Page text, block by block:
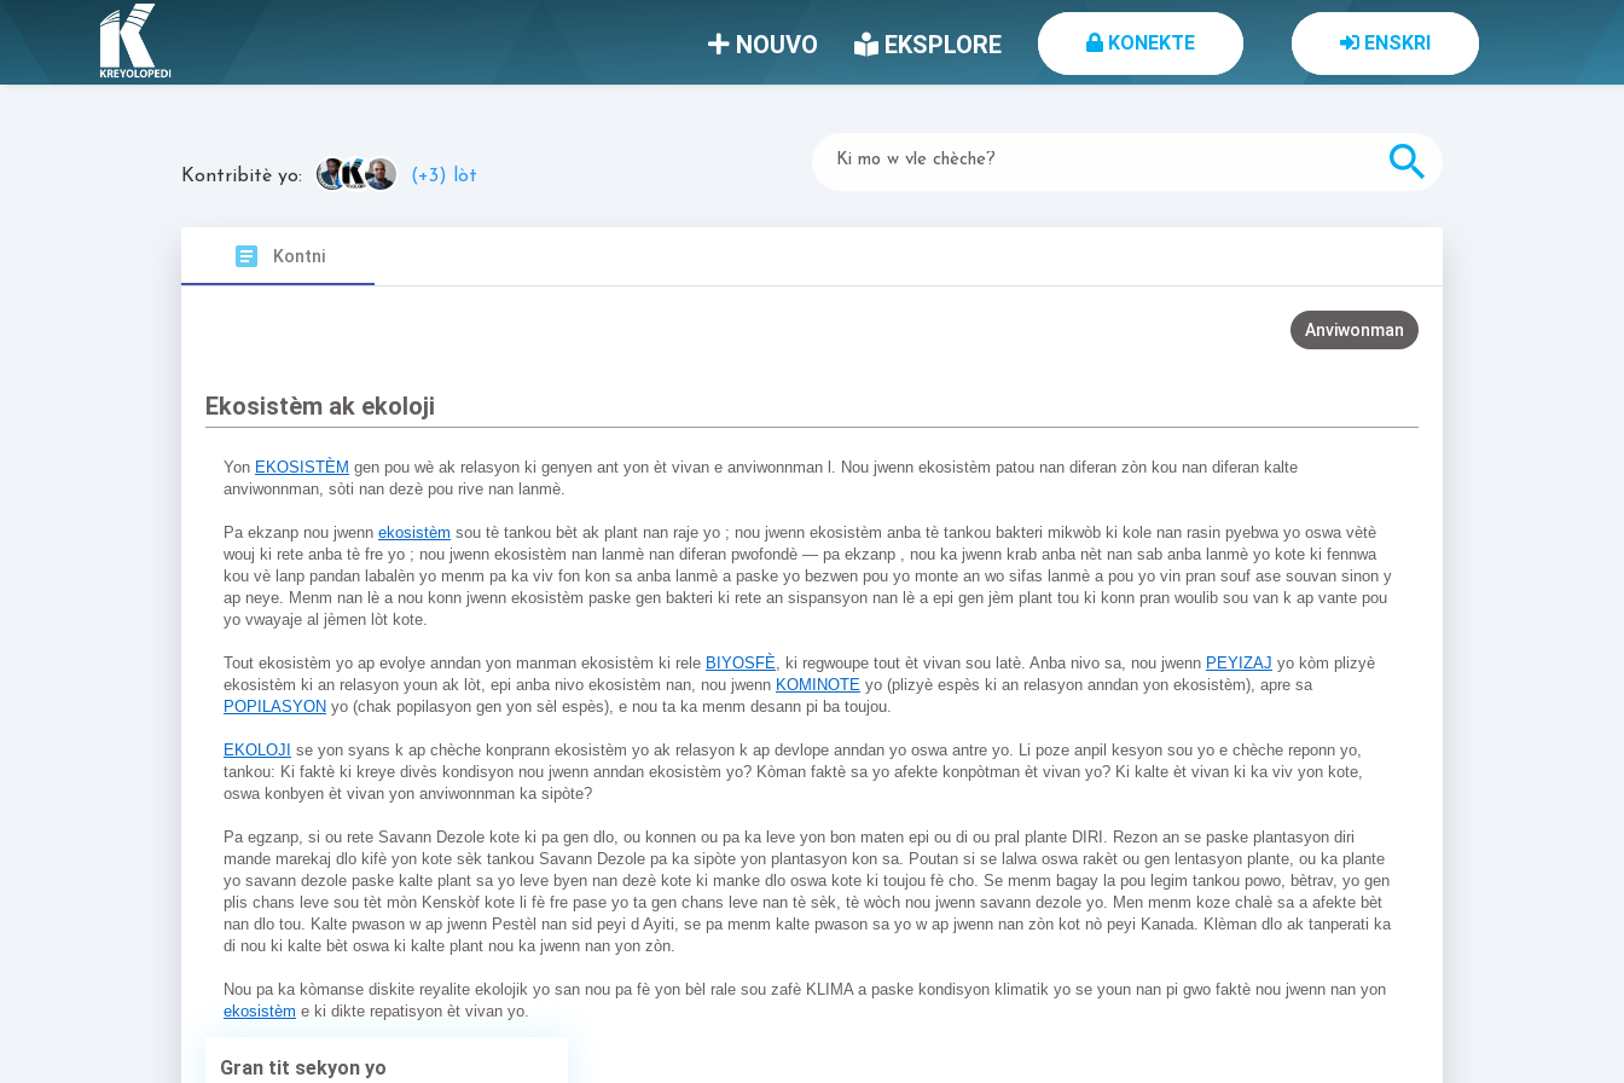
NOUVO EKSPLORE KONEKTE ENSKRI
Kontribitè yo: (+3) lòt search
article Kontni
Anviwonman
Ekosistèm ak ekoloji
Yon EKOSISTÈM gen pou wè ak relasyon ki genyen ant yon èt vivan e anviwonnman l. Nou jwenn ekosistèm patou nan diferan zòn kou nan diferan kalte
anviwonnman, sòti nan dezè pou rive nan lanmè.
Pa ekzanp nou jwenn ekosistèm sou tè tankou bèt ak plant nan raje yo ; nou jwenn ekosistèm anba tè tankou bakteri mikwòb ki kole nan rasin pyebwa yo oswa vètè
wouj ki rete anba tè fre yo ; nou jwenn ekosistèm nan lanmè nan diferan pwofondè — pa ekzanp , nou ka jwenn krab anba nèt nan sab anba lanmè yo kote ki fennwa
kou vè lanp pandan labalèn yo menm pa ka viv fon kon sa anba lanmè a paske yo bezwen pou yo monte an wo sifas lanmè a pou yo vin pran souf ase souvan sinon y
ap neye. Menm nan lè a nou konn jwenn ekosistèm paske gen bakteri ki rete an sispansyon nan lè a epi gen jèm plant tou ki konn pran woulib sou van k ap vante pou
yo vwayaje al jèmen lòt kote.
Tout ekosistèm yo ap evolye anndan yon manman ekosistèm ki rele BIYOSFÈ, ki regwoupe tout èt vivan sou latè. Anba nivo sa, nou jwenn PEYIZAJ yo kòm plizyè
ekosistèm ki an relasyon youn ak lòt, epi anba nivo ekosistèm nan, nou jwenn KOMINOTE
yo (plizyè espès ki an relasyon anndan yon ekosistèm), apre sa
POPILASYON yo (chak popilasyon gen yon sèl espès), e nou ta ka menm desann pi ba toujou.
EKOLOJI se yon syans k ap chèche konprann ekosistèm yo ak relasyon k ap devlope anndan yo oswa antre yo. Li poze anpil kesyon sou yo e chèche reponn yo,
tankou: Ki faktè ki kreye divès kondisyon nou jwenn anndan ekosistèm yo? Kòman faktè sa yo afekte konpòtman èt vivan yo? Ki kalte èt vivan ki ka viv yon kote,
oswa konbyen èt vivan yon anviwonnman ka sipòte?
Pa egzanp, si ou rete Savann Dezole kote ki pa gen dlo, ou konnen ou pa ka leve yon bon maten epi ou di ou pral plante DIRI. Rezon an se paske plantasyon diri
mande marekaj dlo kifè yon kote sèk tankou Savann Dezole pa ka sipòte yon plantasyon kon sa. Poutan si se lalwa oswa rakèt ou gen lentasyon plante, ou ka plante
yo savann dezole paske kalte plant sa yo leve byen nan dezè kote ki manke dlo oswa kote ki toujou fè cho. Se menm bagay la pou legim tankou powo, bètrav, yo gen
plis chans leve sou tèt mòn Kenskòf kote li fè fre pase yo ta gen chans leve nan tè sèk, tè wòch nou jwenn savann dezole yo. Men menm koze chalè sa a afekte bèt
nan dlo tou. Kalte pwason w ap jwenn Pestèl nan sid peyi d Ayiti, se pa menm kalte pwason sa yo w ap jwenn nan zòn kot nò peyi Kanada. Klèman dlo ak tanperati ka
di nou ki kalte bèt oswa ki kalte plant nou ka jwenn nan yon zòn.
ekosistèm e ki dikte repatisyon èt vivan yo.
Gran tit sekyon yo